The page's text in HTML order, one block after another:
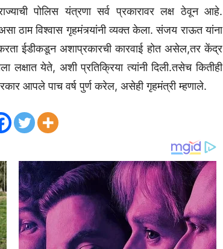
पोलिस यंत्रणा सर्व प्रकारावर लक्ष ठेवून आहे.
ठाम विश्वास गृहमंत्र्यांनी व्यक्त केला. संजय राऊत यांना
ईडीकडून अशाप्रकारची कारवाई होत असेल,तर केंद्र
येते, अशी प्रतिक्रिया त्यांनी दिली.तसेच कितीही
आपले पाच वर्ष पुर्ण करेल, असेही गृहमंत्री म्हणाले.